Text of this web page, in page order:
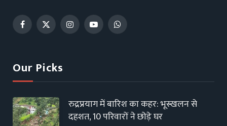
Facebook
X
InstagramYouTubeWhatsApp
Our Picks
रुद्रप्रयाग में बारिश का कहर: भूस्खलन से
दहशत, 10 परिवारों ने छोड़े घर